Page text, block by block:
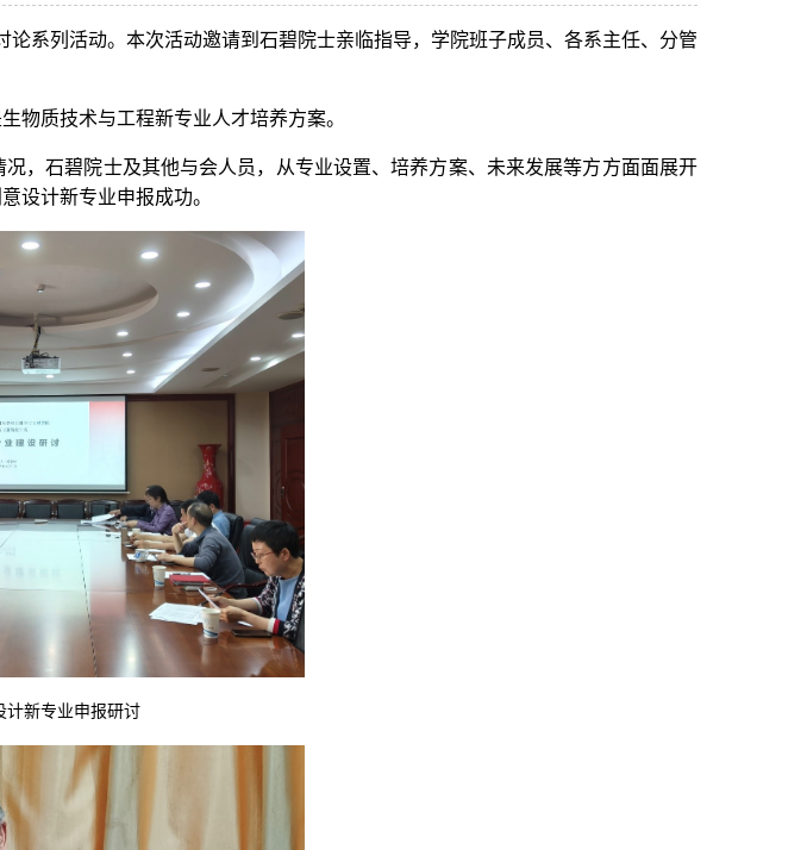
系列活动。本次活动邀请到石碧院士亲临指导，学院班子成员、各系主任、分管
物质技术与工程新专业人才培养方案。
，石碧院士及其他与会人员，从专业设置、培养方案、未来发展等方方面面展开
设计新专业申报成功。
计新专业申报研讨